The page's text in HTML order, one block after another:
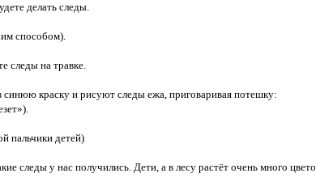
делать следы.
способом).
следы на травке.
синюю краску и рисуют следы ежа, приговаривая потешку:
пальчики детей)
следы у нас получились. Дети, а в лесу растёт очень много